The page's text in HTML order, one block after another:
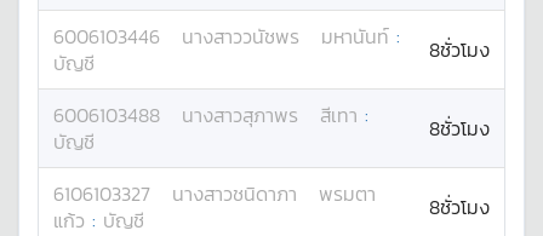
6006103446 นางสาววนัชพร มหานันท์ :
บัญชี
8ชั่วโมง
6006103488 นางสาวสุภาพร สีเทา :
บัญชี
8ชั่วโมง
6106103327 นางสาวชนิดาภา
พรมตา
แก้ว : บัญชี 8ชั่วโมง